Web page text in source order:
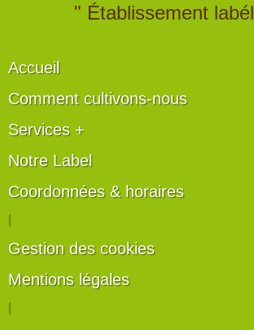
" Établissement
Accueil
Comment cultivons-nous
Services +
Notre Label
Coordonnées & horaires
Gestion des cookies
Mentions légales